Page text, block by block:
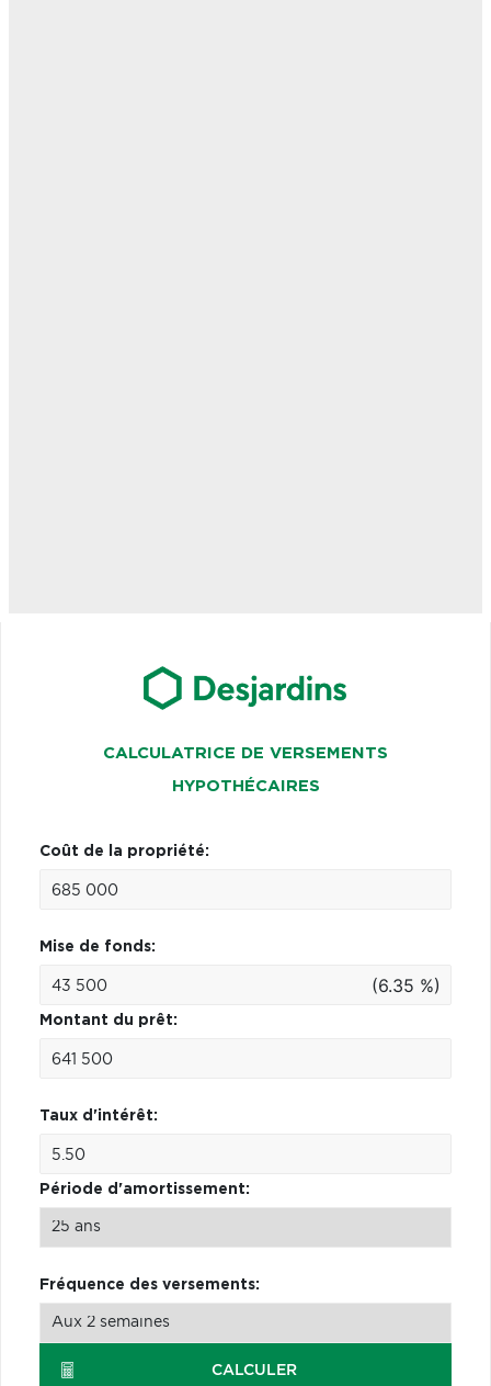
CALCULATRICE DE VERSEMENTS
HYPOTHÉCAIRES
Coût de la propriété:
Mise de fonds:
(6.35 %)
Montant du prêt:
Taux d'intérêt:
Période d'amortissement:
Fréquence des versements:
CALCULER